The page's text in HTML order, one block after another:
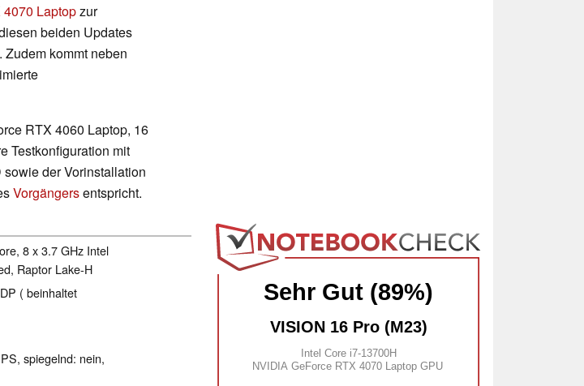
4070 Laptopzur
beiden Updates
kommt neben
RTX 4060 Laptop, 16
Testkonfiguration mit
der Vorinstallation
Vorgängersentspricht.
Sehr Gut (89%)
VISION 16 Pro (M23)
Intel Core i7-13700H
NVIDIA GeForce RTX 4070 Laptop GPU
8 x 3.7 GHz Intel
Raptor Lake-H
( beinhaltet
spiegelnd: nein,